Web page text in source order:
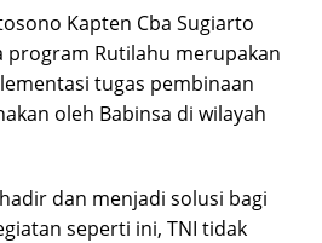
Kapten Cba Sugiarto
program Rutilahu merupakan
tugas pembinaan
oleh Babinsa di wilayah
dan menjadi solusi bagi
seperti ini, TNI tidak